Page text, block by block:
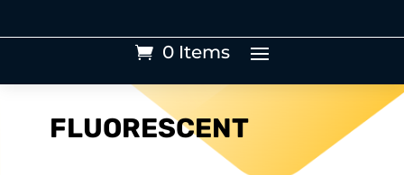
0 Items
FLUORESCENT